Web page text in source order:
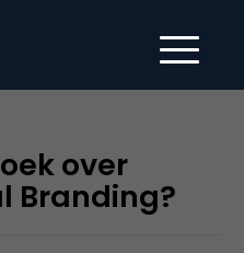
over
Branding?